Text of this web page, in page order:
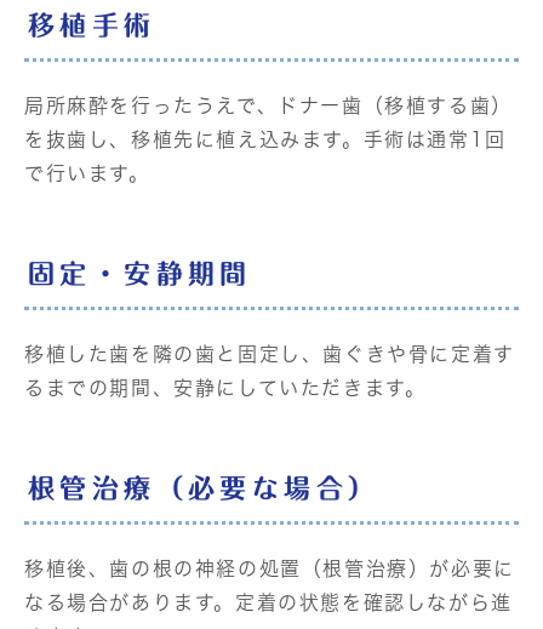
移植手術
局所麻酔を行ったうえで、ドナー歯（移植する歯）
を抜歯し、移植先に植え込みます。手術は通常1回
で行います。
固定・安静期間
移植した歯を隣の歯と固定し、歯ぐきや骨に定着す
るまでの期間、安静にしていただきます。
根管治療（必要な場合）
移植後、歯の根の神経の処置（根管治療）が必要に
なる場合があります。定着の状態を確認しながら進